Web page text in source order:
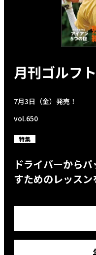
月刊ゴルフ
7月3日（金）発売！
vol.650
特集
ドライバーから
すためのレッスン